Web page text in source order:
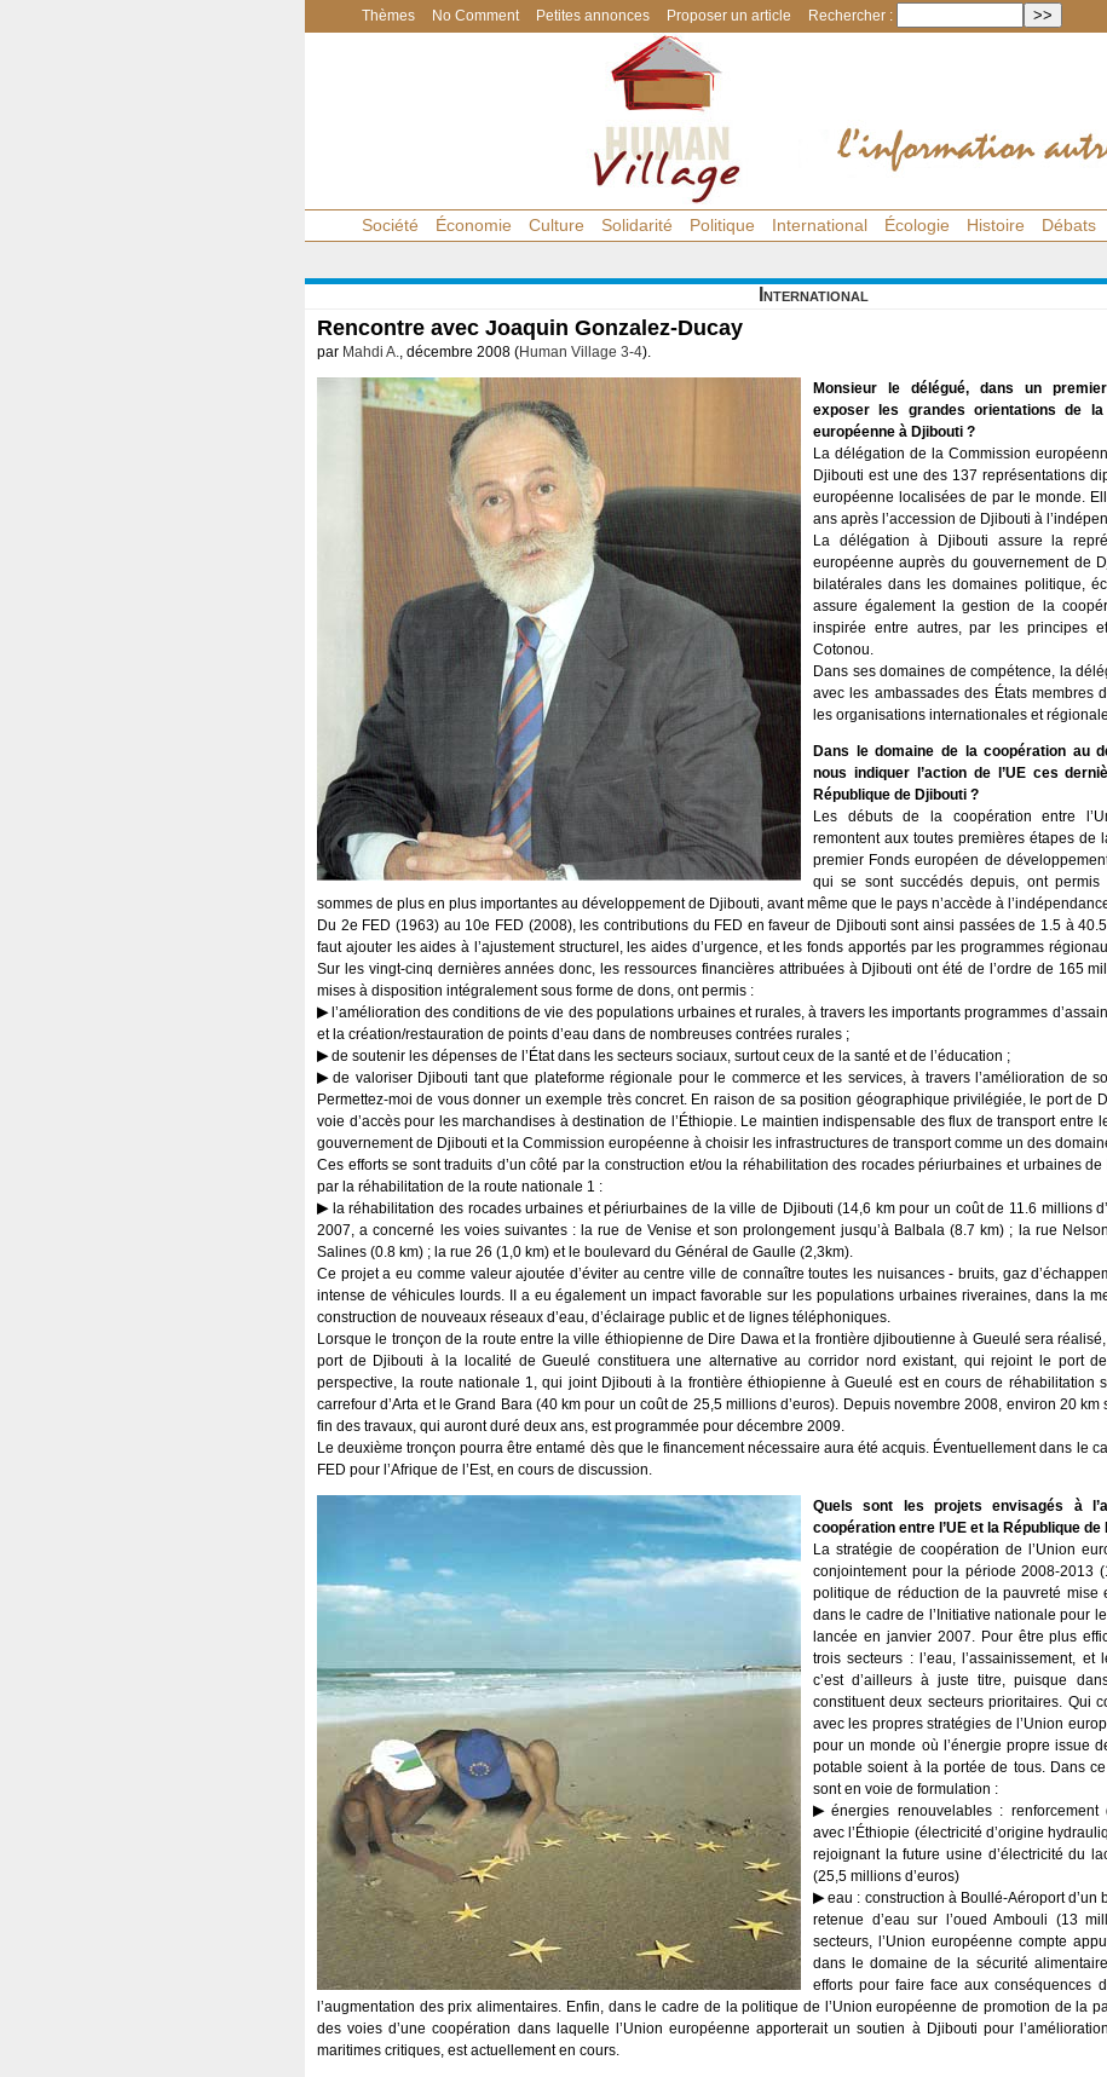
Thèmes No Comment Petites annonces Proposer un article Rechercher :
Société Économie Culture Solidarité Politique International Écologie Histoire Débats
International
Rencontre avec Joaquin Gonzalez-Ducay
par Mahdi A., décembre 2008 (Human Village 3-4).
Monsieur le délégué, dans un
exposer les grandes orientations de
européenne à Djibouti ?
La délégation de la Commission
Djibouti est une des 137 représentations
européenne localisées de par le monde.
ans après l’accession de Djibouti à
La délégation à Djibouti assure la
européenne auprès du gouvernement de
bilatérales dans les domaines politique,
assure également la gestion de la
inspirée entre autres, par les principes
Cotonou.
Dans ses domaines de compétence, la
avec les ambassades des États membres
les organisations internationales et
Dans le domaine de la coopération au
nous indiquer l’action de l’UE ces
République de Djibouti ?
Les débuts de la coopération entre
remontent aux toutes premières étapes de
premier Fonds européen de
qui se sont succédés depuis, ont permis
sommes de plus en plus importantes au développement de Djibouti, avant même que le pays n’accède à
Du 2e FED (1963) au 10e FED (2008), les contributions du FED en faveur de Djibouti sont ainsi passées de 1.5 à
faut ajouter les aides à l’ajustement structurel, les aides d’urgence, et les fonds apportés par les programmes
Sur les vingt-cinq dernières années donc, les ressources financières attribuées à Djibouti ont été de l’ordre de 165
mises à disposition intégralement sous forme de dons, ont permis :
l’amélioration des conditions de vie des populations urbaines et rurales, à travers les importants programmes
et la création/restauration de points d’eau dans de nombreuses contrées rurales ;
de soutenir les dépenses de l’État dans les secteurs sociaux, surtout ceux de la santé et de l’éducation ;
de valoriser Djibouti tant que plateforme régionale pour le commerce et les services, à travers l’amélioration de
Permettez-moi de vous donner un exemple très concret. En raison de sa position géographique privilégiée, le port de
voie d’accès pour les marchandises à destination de l’Éthiopie. Le maintien indispensable des flux de transport entre
gouvernement de Djibouti et la Commission européenne à choisir les infrastructures de transport comme un des
Ces efforts se sont traduits d’un côté par la construction et/ou la réhabilitation des rocades périurbaines et urbaines
par la réhabilitation de la route nationale 1 :
la réhabilitation des rocades urbaines et périurbaines de la ville de Djibouti (14,6 km pour un coût de 11.6 millions
2007, a concerné les voies suivantes : la rue de Venise et son prolongement jusqu’à Balbala (8.7 km) ; la rue
Salines (0.8 km) ; la rue 26 (1,0 km) et le boulevard du Général de Gaulle (2,3km).
Ce projet a eu comme valeur ajoutée d’éviter au centre ville de connaître toutes les nuisances - bruits, gaz
intense de véhicules lourds. II a eu également un impact favorable sur les populations urbaines riveraines, dans la
construction de nouveaux réseaux d’eau, d’éclairage public et de lignes téléphoniques.
Lorsque le tronçon de la route entre la ville éthiopienne de Dire Dawa et la frontière djiboutienne à Gueulé sera
port de Djibouti à la localité de Gueulé constituera une alternative au corridor nord existant, qui rejoint le port
perspective, la route nationale 1, qui joint Djibouti à la frontière éthiopienne à Gueulé est en cours de réhabilitation
carrefour d’Arta et le Grand Bara (40 km pour un coût de 25,5 millions d’euros). Depuis novembre 2008, environ 20
fin des travaux, qui auront duré deux ans, est programmée pour décembre 2009.
Le deuxième tronçon pourra être entamé dès que le financement nécessaire aura été acquis. Éventuellement dans le
FED pour l’Afrique de l’Est, en cours de discussion.
Quels sont les projets envisagés à
coopération entre l’UE et la République de
La stratégie de coopération de l’Union
conjointement pour la période 2008-2013
politique de réduction de la pauvreté mise
dans le cadre de l’Initiative nationale pour
lancée en janvier 2007. Pour être plus
trois secteurs : l’eau, l’assainissement,
c’est d’ailleurs à juste titre, puisque
constituent deux secteurs prioritaires. Qui
avec les propres stratégies de l’Union
pour un monde où l’énergie propre issue
potable soient à la portée de tous. Dans
sont en voie de formulation :
énergies renouvelables : renforcement
avec l’Éthiopie (électricité d’origine
rejoignant la future usine d’électricité du
(25,5 millions d’euros)
eau : construction à Boullé-Aéroport d’un
retenue d’eau sur l’oued Ambouli (13
secteurs, l’Union européenne compte
dans le domaine de la sécurité
efforts pour faire face aux conséquences
l’augmentation des prix alimentaires. Enfin, dans le cadre de la politique de l’Union européenne de promotion de la
des voies d’une coopération dans laquelle l’Union européenne apporterait un soutien à Djibouti pour
maritimes critiques, est actuellement en cours.